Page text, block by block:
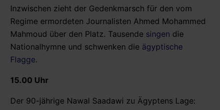
Inzwischen zieht der Gedenkmarsch für den vom
Regime ermordeten Journalisten Ahmed Mohammed
Mahmoud über den Platz. Tausende singen die
Nationalhymne und schwenken die ägyptische
Flagge.
15.00 Uhr
Der 90-jährige Nawal Saadawi zu Ägyptens Lage: